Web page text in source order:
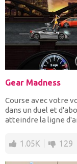
Gear Madness
Course avec votre
dans un duel et
atteindre la ligne
1.05K 129